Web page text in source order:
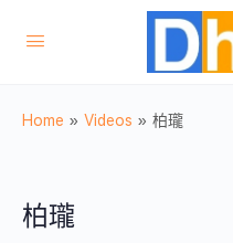
Home » Videos » 柏瓏
柏瓏